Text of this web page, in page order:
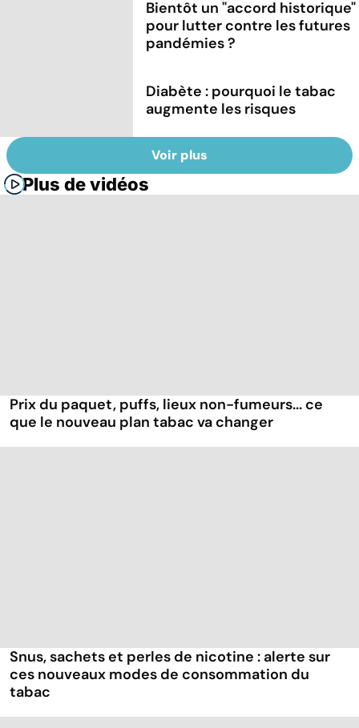
Bientôt un "accord historique"
pour lutter contre les futures
pandémies ?
Diabète : pourquoi le tabac
augmente les risques
Voir plus
Plus de vidéos
Prix du paquet, puffs, lieux non-fumeurs... ce
que le nouveau plan tabac va changer
Snus, sachets et perles de nicotine : alerte sur
ces nouveaux modes de consommation du
tabac